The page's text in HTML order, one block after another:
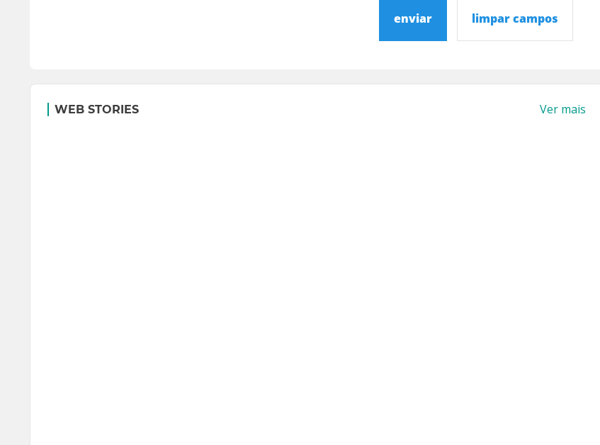
enviar limpar campos
WEB STORIES Ver mais